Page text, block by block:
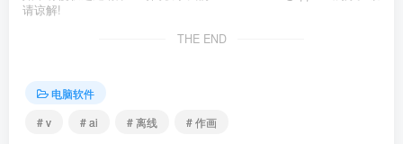
请谅解!
THE END
电脑软件
# v
# ai # 离线 # 作画